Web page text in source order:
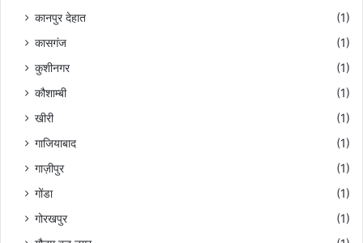
कानपुर देहात
(1)
कासगंज
(1)
कुशीनगर
(1)
कौशाम्बी
(1)
खीरी
(1)
गाजियाबाद
(1)
गाज़ीपुर
(1)
गोंडा
(1)
गोरखपुर
(1)